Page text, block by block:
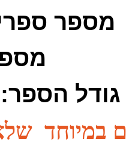
מספר
גודל הספר: